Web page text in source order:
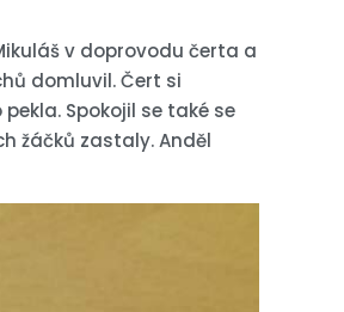
v doprovodu čerta a
domluvil. Čert si
Spokojil se také se
žáčků zastaly. Anděl